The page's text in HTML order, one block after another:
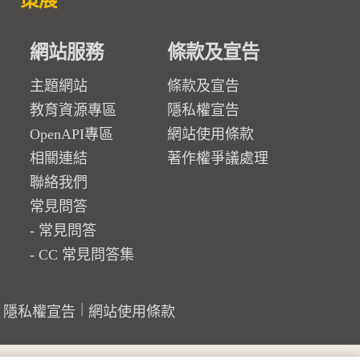
網站服務
主題網站
教育資源專區
OpenAPI專區
相關連結
聯絡我們
常見問答
常見問答
CC 常見問答集
條款及宣告
條款及宣告
隱私權宣告
網站使用條款
著作權爭議處理
隱私權宣告 網站使用條款